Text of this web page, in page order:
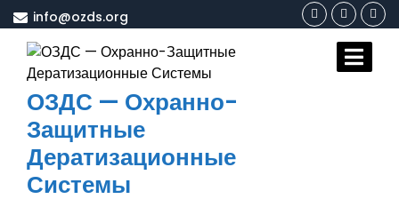
Перейти
к
содержимому
info@ozds.org
ОЗДС — Охранно-
Защитные
Дератизационные
Системы